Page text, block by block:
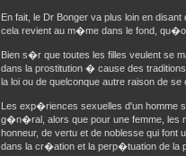
En fait, le Dr Bonger va plus loin en
cela revient au m�me dans le fond,
Bien s�r que toutes les filles veulent se
dans la prostitution � cause des
la loi ou de quelconque autre raison de
Les exp�riences sexuelles d'un homme
g�n�ral, alors que pour une femme, les
honneur, de vertu et de noblesse qui
dans la cr�ation et la perp�tuation de la